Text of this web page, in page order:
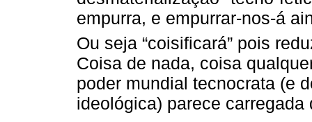
empurra, e empurrar-nos-á
Ou seja “coisificará” pois
Coisa de nada, coisa
poder mundial tecnocrata (e
ideológica) parece